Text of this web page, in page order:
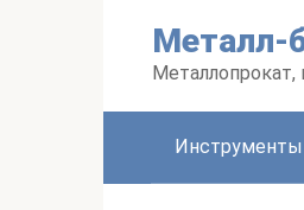
Металл-
Металлопрокат,
Инструменты